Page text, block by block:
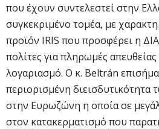
που έχουν συντελεστεί στην
συγκεκριμένο τομέα, με
προϊόν IRIS που προσφέρει η
πολίτες για πληρωμές
λογαριασμό. Ο κ. Beltrán
περιορισμένη
στην Ευρωζώνη η οποία σε
στον κατακερματισμό που